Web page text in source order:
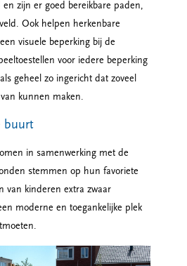
zijn er goed bereikbare paden,
Ook helpen herkenbare
visuele beperking bij de
voor iedere beperking
geheel zo ingericht dat zoveel
kunnen maken.
buurt
in samenwerking met de
stemmen op hun favoriete
van kinderen extra zwaar
moderne en toegankelijke plek